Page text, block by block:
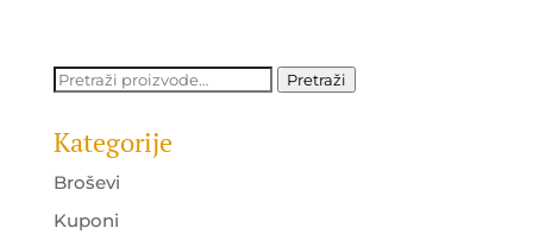
Pretraži: Pretraži
Kategorije
Broševi
Kuponi